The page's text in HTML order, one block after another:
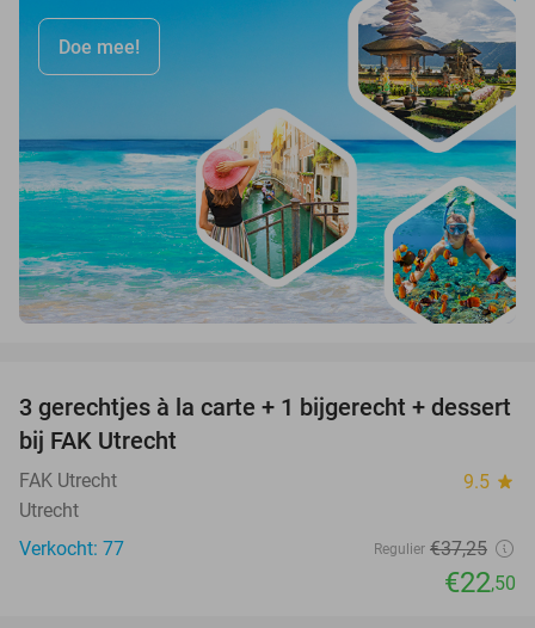
Doe mee!
40%
3 gerechtjes à la carte + 1 bijgerecht + dessert
bij FAK Utrecht
FAK Utrecht 9.5 star
Utrecht
Verkocht: 77
Regulier €37,25
€22,50